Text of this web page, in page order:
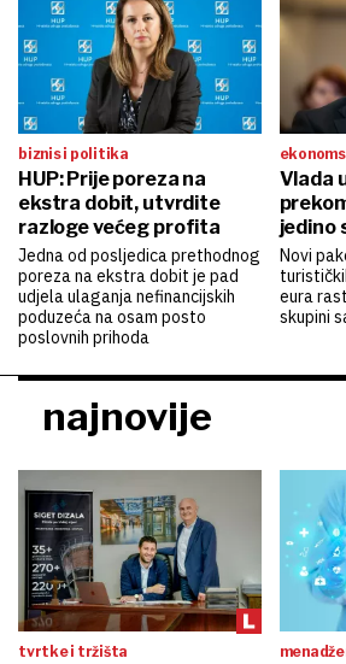
biznis i politika
HUP: Prije poreza na
ekstra dobit, utvrdite
razloge većeg profita
Jedna od posljedica prethodnog
poreza na ekstra dobit je pad
udjela ulaganja nefinancijskih
poduzeća na osam posto
poslovnih prihoda
Vlada
jedino
Novi
eura
skupini
najnovije
tvrtke i tržišta